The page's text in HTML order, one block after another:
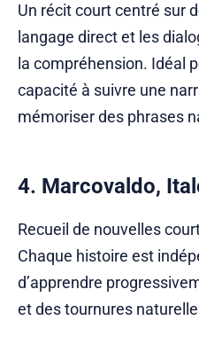
Un récit court centré sur
langage direct et les
la compréhension. Idéal
capacité à suivre une
mémoriser des phrases
4. Marcovaldo,
Recueil de nouvelles
Chaque histoire est
d’apprendre
et des tournures